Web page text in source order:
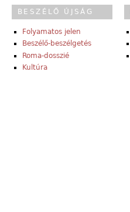
BESZÉLŐ ÚJSÁG
Folyamatos jelen
Beszélő-beszélgetés
Roma-dosszié
Kultúra